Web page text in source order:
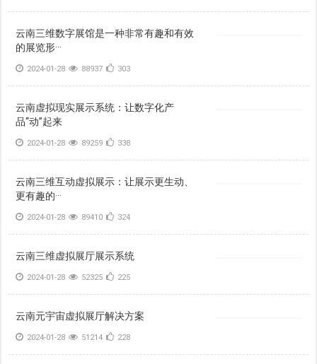
云南三维数字展馆是一种非常有趣和有效
的展览形···
2024-01-28 88937 303
云南虚拟现实展示系统：让数字化产
品“动”起来
2024-01-28 89259 338
云南三维互动虚拟展示：让展示更生动、
更有趣的···
2024-01-28 89410 324
云南三维虚拟展厅展示系统
2024-01-28 52325 225
云南元宇宙虚拟展厅解决方案
2024-01-28 51214 228